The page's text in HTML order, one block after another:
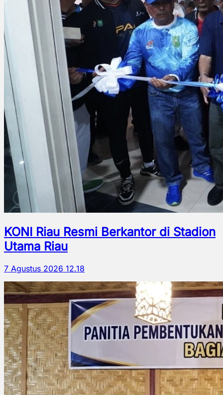
KONI Riau Resmi Berkantor di Stadion
Utama Riau
7 Agustus 2026 12.18